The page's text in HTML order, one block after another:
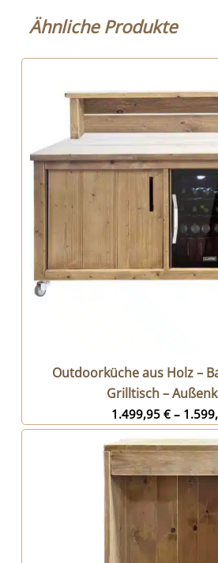
Ähnliche Produkte
Outdoorküche aus Holz –
Grilltisch –
1.499,95 €–